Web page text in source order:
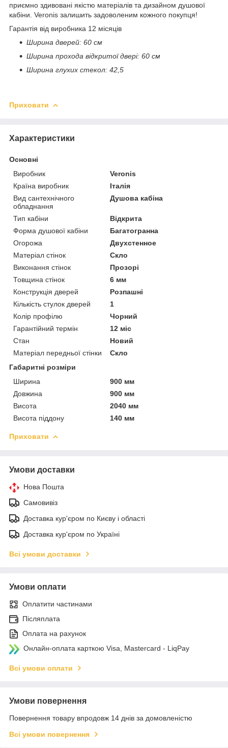
приємно здивовані якістю матеріалів та дизайном душової
кабіни. Veronis залишить задоволеним кожного покупця!
Гарантія від виробника 12 місяців
Ширина дверей: 60 см
Ширина прохода відкритої двері: 60 см
Ширина глухих стекол: 42,5
Приховати
Характеристики
Основні
Виробник
Veronis
Країна виробник
Італія
Вид сантехнічного
обладнання
Душова кабіна
Тип кабіни
Відкрита
Форма душової кабіни
Багатогранна
Огорожа
Двухстенное
Матеріал стінок
Скло
Виконання стінок
Прозорі
Товщина стінок
6 мм
Конструкція дверей
Розпашні
Кількість стулок дверей
1
Колір профілю
Чорний
Гарантійний термін
12 міс
Стан
Новий
Матеріал передньої стінки
Скло
Габаритні розміри
Ширина
900 мм
Довжина
900 мм
Висота
2040 мм
Висота піддону
140 мм
Приховати
Умови доставки
Нова Пошта
Самовивіз
Доставка кур'єром по Києву і області
Доставка кур'єром по Україні
Всі умови доставки
Умови оплати
Оплатити частинами
Післяплата
Оплата на рахунок
Онлайн-оплата карткою Visa, Mastercard - LiqPay
Всі умови оплати
Умови повернення
Повернення товару впродовж 14 днів за домовленістю
Всі умови повернення